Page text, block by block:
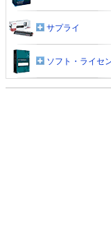
サプライ
ソフト・ライセ